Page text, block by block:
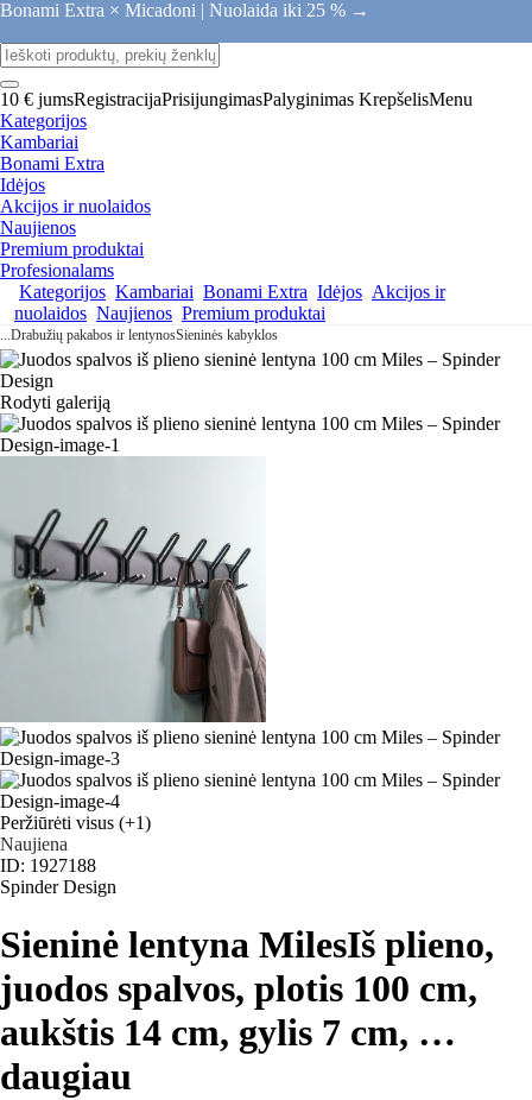
Bonami Extra × Micadoni | Nuolaida iki 25 % →
10 € jumsRegistracijaPrisijungimasPalyginimas KrepšelisMenu
Kategorijos
Kambariai
Bonami Extra
Idėjos
Akcijos ir nuolaidos
Naujienos
Premium produktai
Profesionalams
Kategorijos Kambariai Bonami Extra Idėjos Akcijos ir
nuolaidos Naujienos Premium produktai
...Drabužių pakabos ir lentynosSieninės kabyklos
Rodyti galeriją
Peržiūrėti visus (+1)
Naujiena
ID: 1927188
Spinder Design
Sieninė lentyna MilesIš plieno,
juodos spalvos, plotis 100 cm,
aukštis 14 cm, gylis 7 cm, …
daugiau